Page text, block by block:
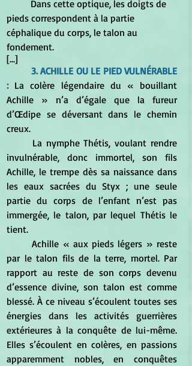
pieds correspondent à la partie
céphalique du corps, le talon au
fondement.
[...]
3. ACHILLE OU LE PIED VULNÉRABLE
: La colère légendaire du « bouillant
Achille » n’a d’égale que la fureur
d’Œdipe se déversant dans le chemin
creux.
invulnérable, donc immortel, son fils
Achille, le trempe dès sa naissance dans
les eaux sacrées du Styx ; une seule
partie du corps de l’enfant n’est pas
immergée, le talon, par lequel Thétis le
tient.
	Achille « aux pieds légers » reste
par le talon fils de la terre, mortel. Par
rapport au reste de son corps devenu
d’essence divine, son talon est comme
blessé. À ce niveau s’écoulent toutes ses
énergies dans les activités guerrières
extérieures à la conquête de lui-même.
Elles s’écoulent en colères, en passions
apparemment nobles, en conquêtes